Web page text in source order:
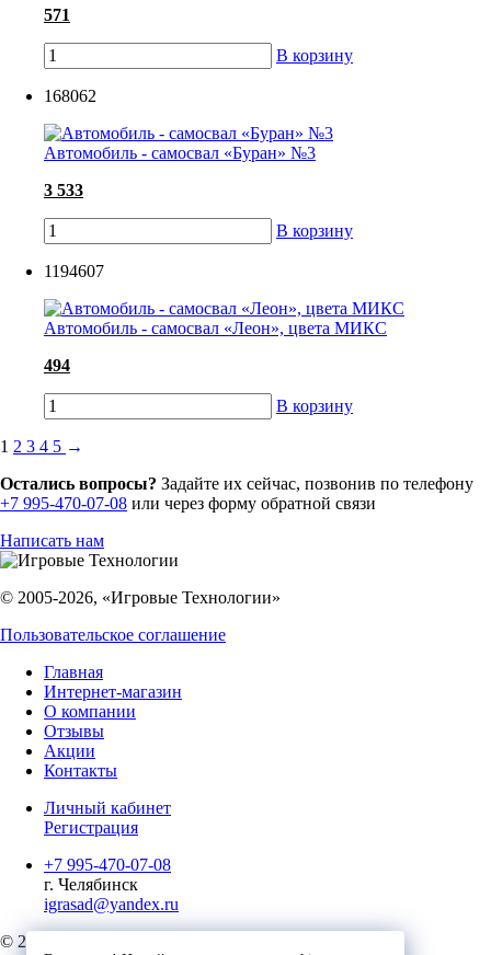
571
В корзину
168062
Автомобиль - самосвал «Буран» №3
3 533
В корзину
1194607
Автомобиль - самосвал «Леон», цвета МИКС
494
В корзину
1 2 3 4 5 →
Остались вопросы? Задайте их сейчас, позвонив по телефону
+7 995-470-07-08 или через форму обратной связи
Написать нам
© 2005-2026, «Игровые Технологии»
Пользовательское соглашение
Главная
Интернет-магазин
О компании
Отзывы
Акции
Контакты
Личный кабинет
Регистрация
+7 995-470-07-08
г. Челябинск
igrasad@yandex.ru
© 2023, Игровые Технологии